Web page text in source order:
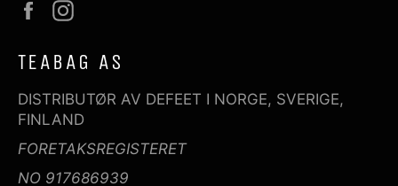
Facebook
TEABAG AS
DISTRIBUTØR AV DEFEET I NORGE, SVERIGE,
FINLAND
FORETAKSREGISTERET
NO 917686939